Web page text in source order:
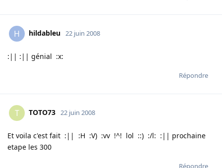
H hildableu 22 juin 2008
:|| :|| génial :x:
Répondre
T TOTO73 22 juin 2008
Et voila c'est fait :|| :H :V) :vv !^! lol ::) :/l: :|| prochaine
etape les 300
Répondre